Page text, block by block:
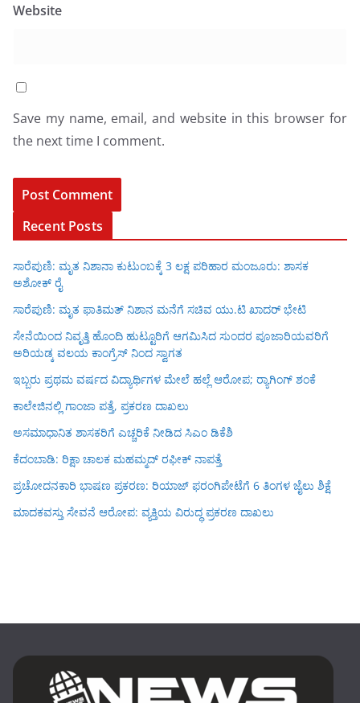
Website
Save my name, email, and website in this browser for
the next time I comment.
Recent Posts
ಸಾರೆಪುಣಿ: ಮೃತ ನಿಶಾನಾ ಕುಟುಂಬಕ್ಕೆ 3 ಲಕ್ಷ ಪರಿಹಾರ ಮಂಜೂರು: ಶಾಸಕ
ಅಶೋಕ್ ರೈ
ಸಾರೆಪುಣಿ: ಮೃತ ಫಾತಿಮತ್ ನಿಶಾನ ಮನೆಗೆ ಸಚಿವ ಯು.ಟಿ ಖಾದರ್ ಭೇಟಿ
ಸೇನೆಯಿಂದ ನಿವೃತ್ತಿ ಹೊಂದಿ ಹುಟ್ಟೂರಿಗೆ ಆಗಮಿಸಿದ ಸುಂದರ ಪೂಜಾರಿಯವರಿಗೆ
ಅರಿಯಡ್ಕ ವಲಯ ಕಾಂಗ್ರೆಸ್ ನಿಂದ ಸ್ವಾಗತ
ಇಬ್ಬರು ಪ್ರಥಮ ವರ್ಷದ ವಿದ್ಯಾರ್ಥಿಗಳ ಮೇಲೆ ಹಲ್ಲೆ ಆರೋಪ; ರ‍್ಯಾಗಿಂಗ್ ಶಂಕೆ
ಕಾಲೇಜಿನಲ್ಲಿ ಗಾಂಜಾ ಪತ್ತೆ, ಪ್ರಕರಣ ದಾಖಲು
ಅಸಮಾಧಾನಿತ ಶಾಸಕರಿಗೆ ಎಚ್ಚರಿಕೆ ನೀಡಿದ ಸಿಎಂ ಡಿಕೆಶಿ
ಕೆದಂಬಾಡಿ: ರಿಕ್ಷಾ ಚಾಲಕ ಮಹಮ್ಮದ್ ರಫೀಕ್ ನಾಪತ್ತೆ
ಪ್ರಚೋದನಕಾರಿ ಭಾಷಣ ಪ್ರಕರಣ: ರಿಯಾಜ್ ಫರಂಗಿಪೇಟೆಗೆ 6 ತಿಂಗಳ ಜೈಲು ಶಿಕ್ಷೆ
ಮಾದಕವಸ್ತು ಸೇವನೆ ಆರೋಪ: ವ್ಯಕ್ತಿಯ ವಿರುದ್ಧ ಪ್ರಕರಣ ದಾಖಲು